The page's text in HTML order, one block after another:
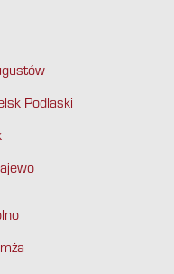
Podlaski